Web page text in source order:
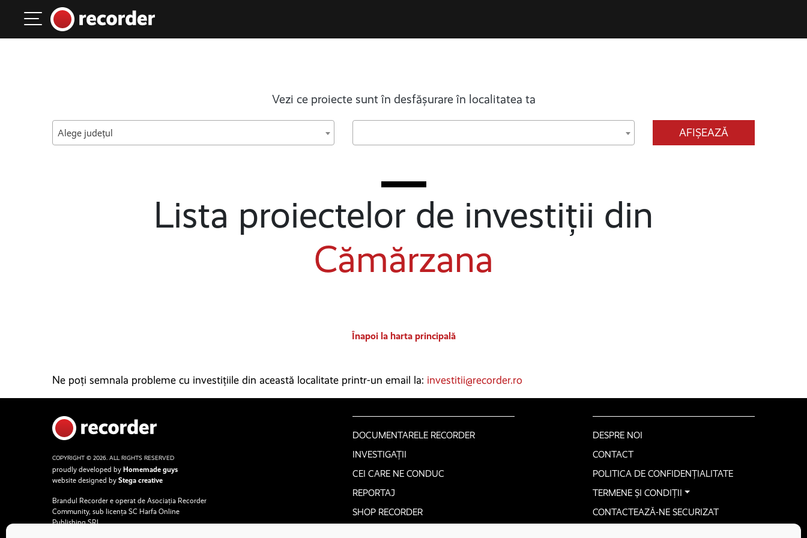
Main Navigation
Vezi ce proiecte sunt în desfășurare în localitatea ta
Alege județul AFIȘEAZĂ
Lista proiectelor de investiții din
Cămărzana
Înapoi la harta principală
Ne poți semnala probleme cu investițiile din această localitate printr-un email la: investitii@recorder.ro
COPYRIGHT © 2026. ALL RIGHTS RESERVED
proudly developed by Homemade guys
website designed by Stega creative
Brandul Recorder e operat de Asociația Recorder
Community, sub licența SC Harfa Online
Publishing SRL.
DOCUMENTARELE RECORDER
INVESTIGAȚII
CEI CARE NE CONDUC
REPORTAJ
SHOP RECORDER
DESPRE NOI
CONTACT
POLITICA DE CONFIDENȚIALITATE
TERMENE ȘI CONDIȚII
CONTACTEAZĂ-NE SECURIZAT